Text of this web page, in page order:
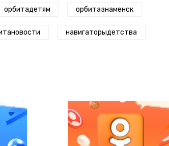
орбитадетям орбитазнаменск
навигаторыдетства